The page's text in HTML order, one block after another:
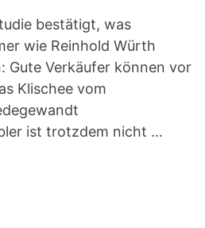
bestätigt, was
wie Reinhold Würth
Gute Verkäufer können vor
Klischee vom
ist trotzdem nicht …